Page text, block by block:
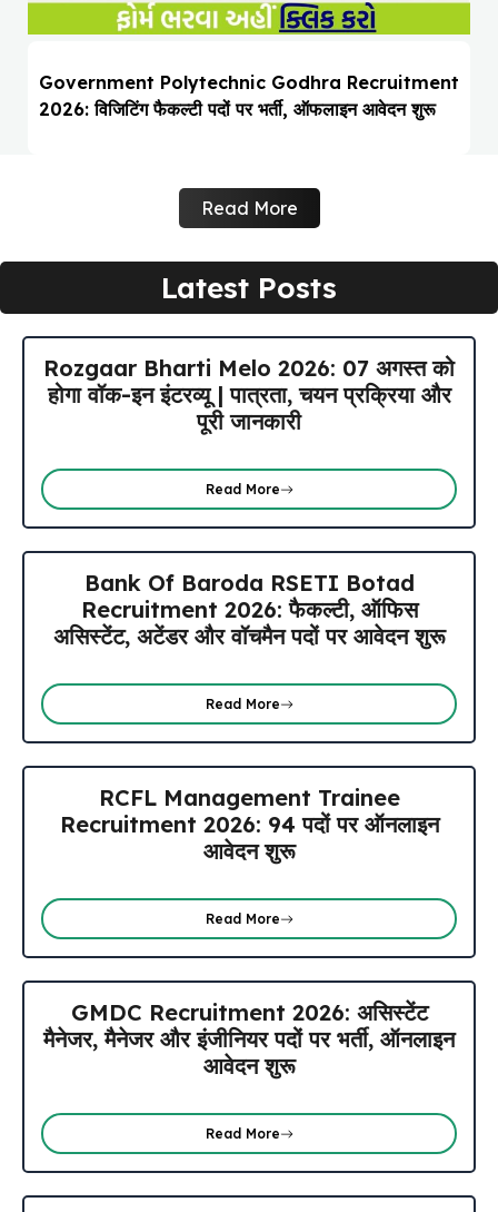
Government Polytechnic Godhra Recruitment
2026: विजिटिंग फैकल्टी पदों पर भर्ती, ऑफलाइन आवेदन शुरू
Read More
Latest Posts
Rozgaar Bharti Melo 2026: 07 अगस्त को
होगा वॉक-इन इंटरव्यू | पात्रता, चयन प्रक्रिया और
पूरी जानकारी
Read More
Bank Of Baroda RSETI Botad
Recruitment 2026: फैकल्टी, ऑफिस
असिस्टेंट, अटेंडर और वॉचमैन पदों पर आवेदन शुरू
Read More
RCFL Management Trainee
Recruitment 2026: 94 पदों पर ऑनलाइन
आवेदन शुरू
Read More
GMDC Recruitment 2026: असिस्टेंट
मैनेजर, मैनेजर और इंजीनियर पदों पर भर्ती, ऑनलाइन
आवेदन शुरू
Read More